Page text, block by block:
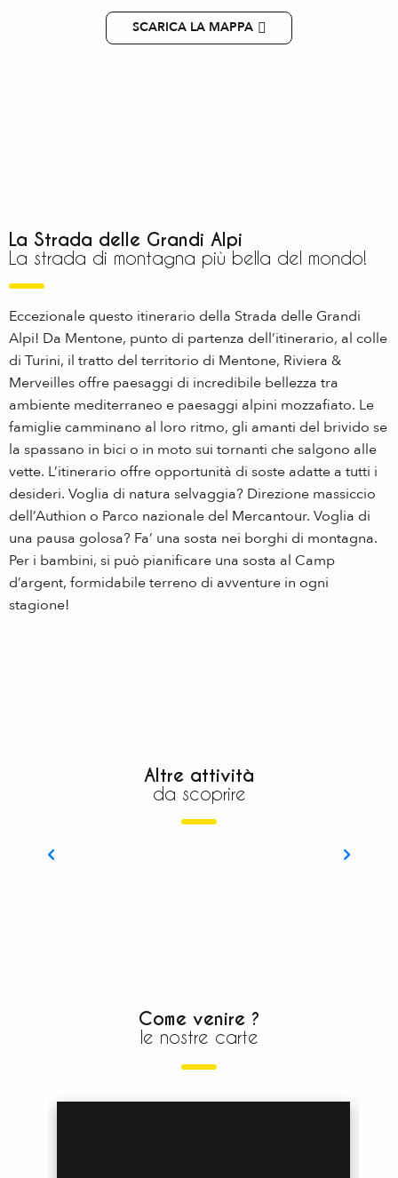
SCARICA LA MAPPA
La Strada delle Grandi Alpi
La strada di montagna più bella del mondo!
Eccezionale questo itinerario della Strada delle Grandi
Alpi! Da Mentone, punto di partenza dell’itinerario, al colle
di Turini, il tratto del territorio di Mentone, Riviera &
Merveilles offre paesaggi di incredibile bellezza tra
ambiente mediterraneo e paesaggi alpini mozzafiato. Le
famiglie camminano al loro ritmo, gli amanti del brivido se
la spassano in bici o in moto sui tornanti che salgono alle
vette. L’itinerario offre opportunità di soste adatte a tutti i
desideri. Voglia di natura selvaggia? Direzione massiccio
dell’Authion o Parco nazionale del Mercantour. Voglia di
una pausa golosa? Fa’ una sosta nei borghi di montagna.
Per i bambini, si può pianificare una sosta al Camp
d’argent, formidabile terreno di avventure in ogni
stagione!
Altre attività
da scoprire
Come venire ?
le nostre carte